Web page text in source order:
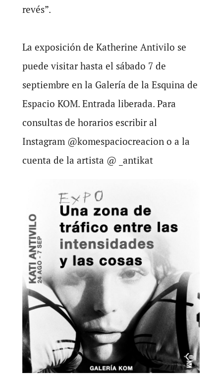
revés”.
La exposición de Katherine Antivilo se
puede visitar hasta el sábado 7 de
septiembre en la Galería de la Esquina de
Espacio KOM. Entrada liberada. Para
consultas de horarios escribir al
Instagram @komespaciocreacion o a la
cuenta de la artista @ _antikat